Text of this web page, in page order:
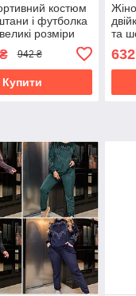
костюм
і футболка
розміри
942 ₴
Купити
та